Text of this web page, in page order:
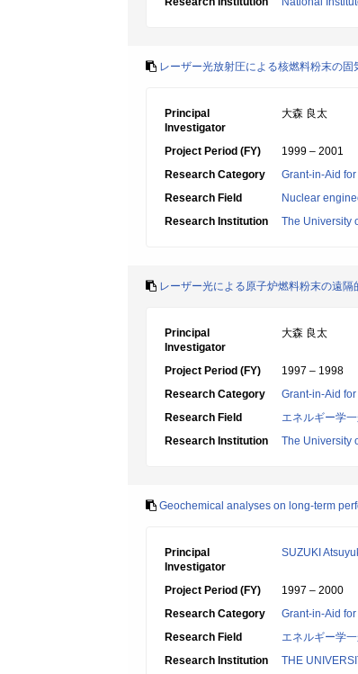
レーザー光放射圧による核燃料粉末の
Principal
Investigator
大森 良太
Project Period (FY)
1999 – 2001
Research Category
Grant-in-Aid
Research Field
Nuclear
Research Institution
The University
レーザー光による原子炉燃料粉末の遠隔
Principal
Investigator
大森 良太
Project Period (FY)
1997 – 1998
Research Category
Grant-in-Aid
Research Field
エネルギー学
Research Institution
The University
Geochemical analyses on long-term
Principal
Investigator
SUZUKI
Project Period (FY)
1997 – 2000
Research Category
Grant-in-Aid
Research Field
エネルギー学
Research Institution
THE